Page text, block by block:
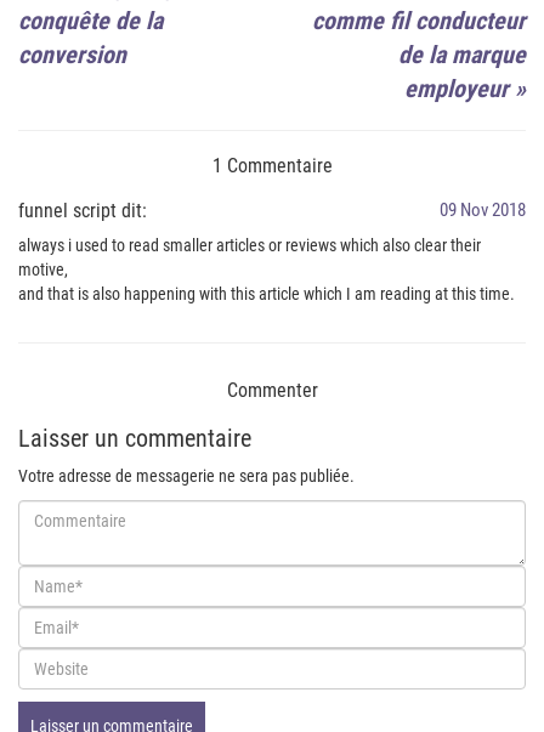
conquête de la
conversion
comme fil conducteur
de la marque
employeur»
1 Commentaire
funnel script dit:
09 Nov 2018
always i used to read smaller articles or reviews which also clear their
motive,
and that is also happening with this article which I am reading at this time.
Commenter
Laisser un commentaire
Votre adresse de messagerie ne sera pas publiée.